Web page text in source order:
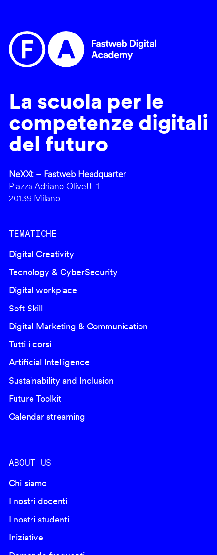
La scuola per le
competenze digitali
del futuro
NeXXt – Fastweb Headquarter
Piazza Adriano Olivetti 1
20139 Milano
TEMATICHE
Digital Creativity
Tecnology & CyberSecurity
Digital workplace
Soft Skill
Digital Marketing & Communication
Tutti i corsi
Artificial Intelligence
Sustainability and Inclusion
Future Toolkit
Calendar streaming
ABOUT US
Chi siamo
I nostri docenti
I nostri studenti
Iniziative